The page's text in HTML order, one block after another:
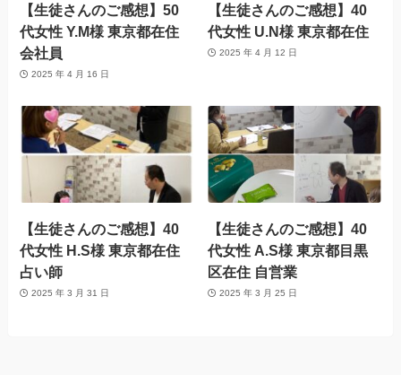
【生徒さんのご感想】50
代女性 Y.M様 東京都在住
会社員
2025 年 4 月 16 日
【生徒さんのご感想】40
代女性 U.N様 東京都在住
2025 年 4 月 12 日
【生徒さんのご感想】40
代女性 H.S様 東京都在住
占い師
2025 年 3 月 31 日
【生徒さんのご感想】40
代女性 A.S様 東京都目黒
区在住 自営業
2025 年 3 月 25 日